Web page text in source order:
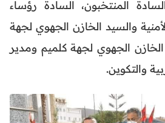
المنتخبون، السادة رؤساء
والسيد الخازن الجهوي لجهة
الجهوي لجهة كلميم ومدير
والتكوين.